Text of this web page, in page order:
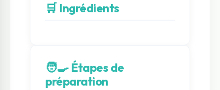
🛒 Ingrédients
🧑‍🍳 Étapes de
préparation